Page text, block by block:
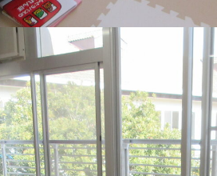
預かり保育［ヒラソル ]